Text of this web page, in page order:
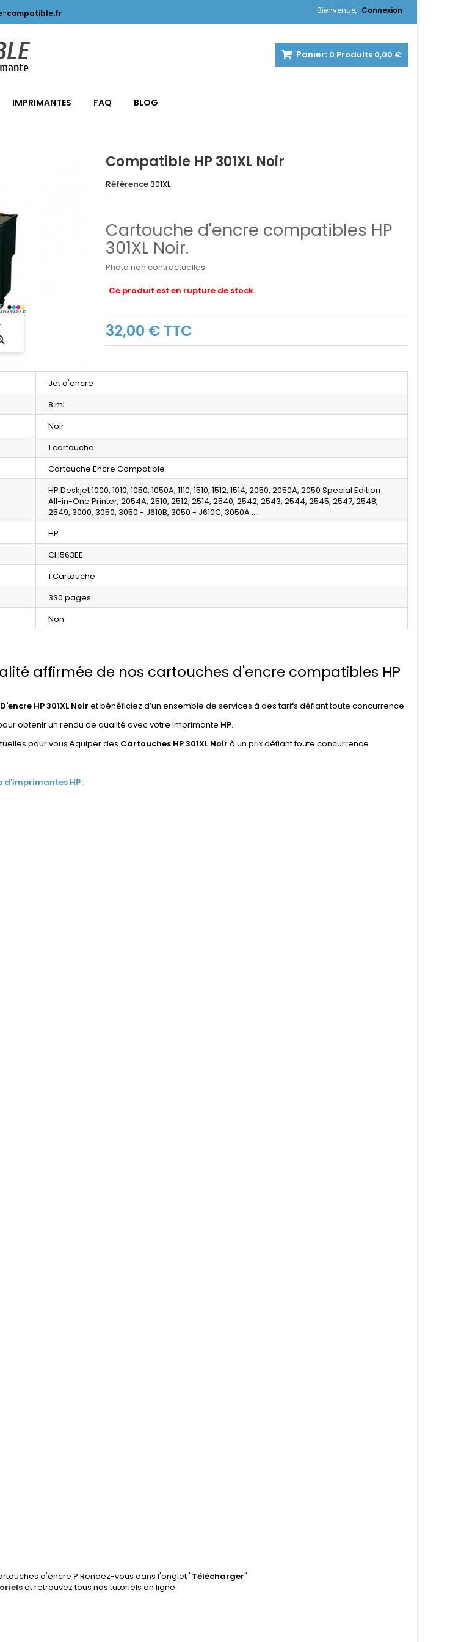
Bienvenue, Connexion
compatible.fr
Panier: 0 Produits 0,00 €
IMPRIMANTES FAQ BLOG
Compatible HP 301XL Noir
Référence301XL
Cartouche d'encre compatibles HP
301XL Noir.
Photo non contractuelles.
Ce produit est en rupture de stock.
32,00 € TTC
Jet d'encre
8 ml
Noir
1 cartouche
Cartouche Encre Compatible
HP Deskjet 1000, 1010, 1050, 1050A, 1110, 1510, 1512, 1514, 2050, 2050A, 2050 Special Edition
All-in-One Printer, 2054A, 2510, 2512, 2514, 2540, 2542, 2543, 2544, 2545, 2547, 2548,
2549, 3000, 3050, 3050 - J610B, 3050 - J610C, 3050A ...
HP
CH563EE
1 Cartouche
330 pages
Non
affirmée de nos cartouches d'encre compatibles HP
HP 301XL Noir et bénéficiez d’un ensemble de services à des tarifs défiant toute concurrence.
obtenir un rendu de qualité avec votre imprimante HP.
pour vous équiper des Cartouches HP 301XL Noir à un prix défiant toute concurrence
d'imprimantes HP :
d'encre ? Rendez-vous dans l'onglet "Télécharger"
et retrouvez tous nos tutoriels en ligne.